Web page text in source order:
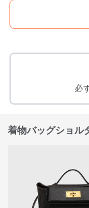
必
着物バッグショル